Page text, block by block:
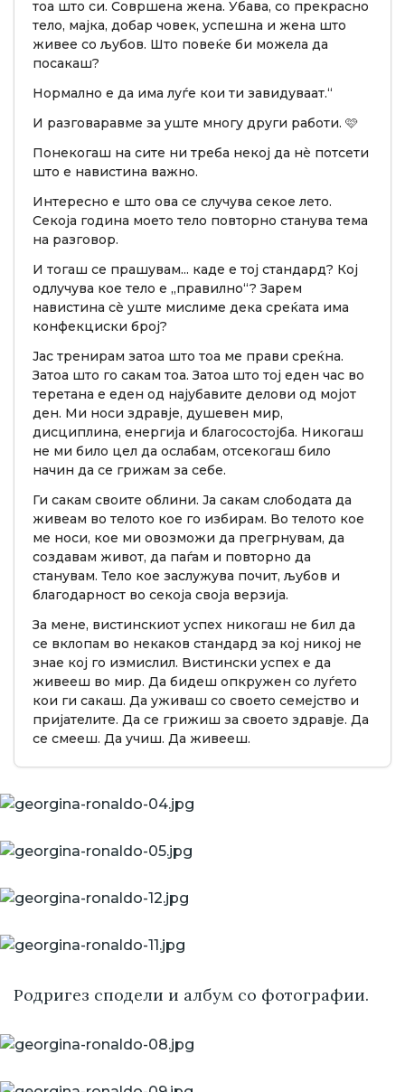
тоа што си. Совршена жена. Убава, со прекрасно
тело, мајка, добар човек, успешна и жена што
живее со љубов. Што повеќе би можела да
посакаш?
Нормално е да има луѓе кои ти завидуваат.“
И разговаравме за уште многу други работи. 🩷
Понекогаш на сите ни треба некој да нè потсети
што е навистина важно.
Интересно е што ова се случува секое лето.
Секоја година моето тело повторно станува тема
на разговор.
И тогаш се прашувам... каде е тој стандард? Кој
одлучува кое тело е „правилно“? Зарем
навистина сè уште мислиме дека среќата има
конфекциски број?
Јас тренирам затоа што тоа ме прави среќна.
Затоа што го сакам тоа. Затоа што тој еден час во
теретана е еден од најубавите делови од мојот
ден. Ми носи здравје, душевен мир,
дисциплина, енергија и благосостојба. Никогаш
не ми било цел да ослабам, отсекогаш било
начин да се грижам за себе.
Ги сакам своите облини. Ја сакам слободата да
живеам во телото кое го избирам. Во телото кое
ме носи, кое ми овозможи да прегрнувам, да
создавам живот, да паѓам и повторно да
станувам. Тело кое заслужува почит, љубов и
благодарност во секоја своја верзија.
За мене, вистинскиот успех никогаш не бил да
се вклопам во некаков стандард за кој никој не
знае кој го измислил. Вистински успех е да
живееш во мир. Да бидеш опкружен со луѓето
кои ги сакаш. Да уживаш со своето семејство и
пријателите. Да се грижиш за своето здравје. Да
се смееш. Да учиш. Да живееш.
Родригез сподели и албум со фотографии.